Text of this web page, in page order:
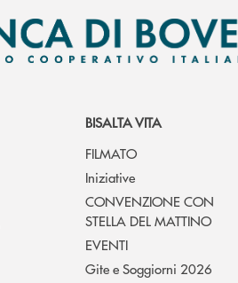
BISALTA VITA
FILMATO
Iniziative
CONVENZIONE CON
STELLA DEL MATTINO
EVENTI
Gite e Soggiorni 2026